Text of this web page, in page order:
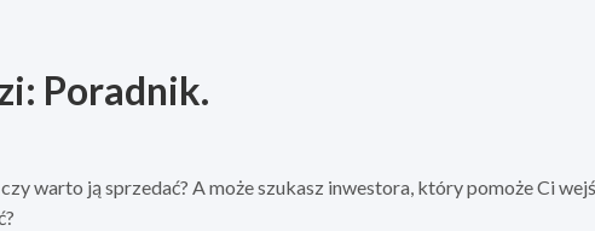
Poradnik.
warto ją sprzedać? A może szukasz inwestora, który pomoże Ci